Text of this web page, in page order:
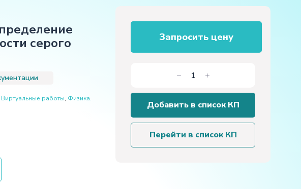
серого
Виртуальные работы, Физика.
Запросить цену
Количество
товара
Виртуальная
«Определение
энергетической
Добавить в список КП
Перейти в список КП